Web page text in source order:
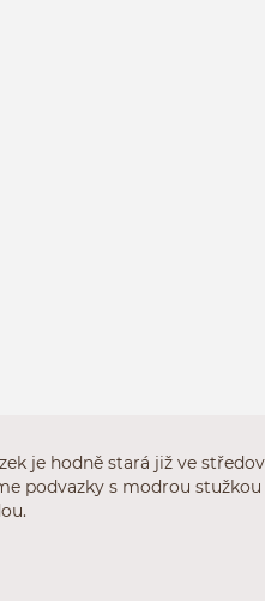
je hodně stará již ve
podvazky s modrou